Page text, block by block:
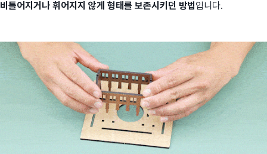
비틀어지거나 휘어지지 않게 형태를 보존시키던 방법입니다.